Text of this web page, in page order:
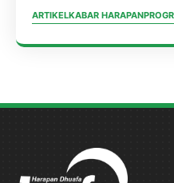
ARTIKELKABAR HARAPAN